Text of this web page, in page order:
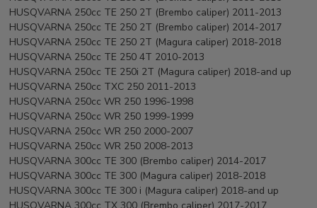
HUSQVARNA 250cc TE 250 2T (Brembo caliper) 2011-2013
HUSQVARNA 250cc TE 250 2T (Brembo caliper) 2014-2017
HUSQVARNA 250cc TE 250 2T (Magura caliper) 2018-2018
HUSQVARNA 250cc TE 250 4T 2010-2013
HUSQVARNA 250cc TE 250i 2T (Magura caliper) 2018-and up
HUSQVARNA 250cc TXC 250 2011-2013
HUSQVARNA 250cc WR 250 1996-1998
HUSQVARNA 250cc WR 250 1999-1999
HUSQVARNA 250cc WR 250 2000-2007
HUSQVARNA 250cc WR 250 2008-2013
HUSQVARNA 300cc TE 300 (Brembo caliper) 2014-2017
HUSQVARNA 300cc TE 300 (Magura caliper) 2018-2018
HUSQVARNA 300cc TE 300 i (Magura caliper) 2018-and up